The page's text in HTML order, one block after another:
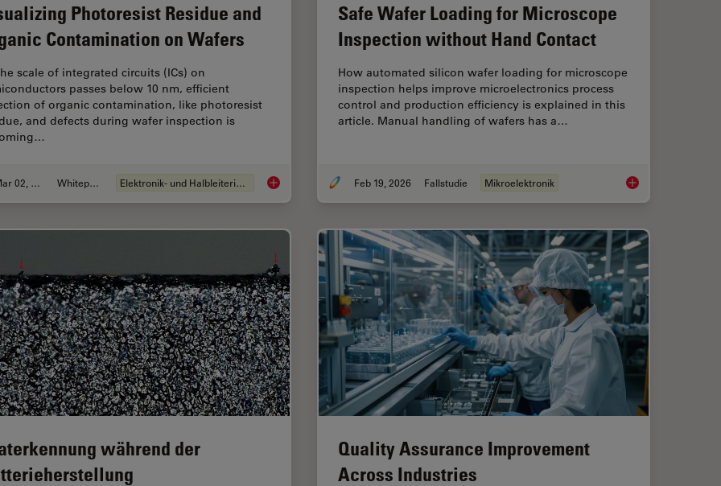
Photoresist Residue and
Contamination on Wafers
scale of integrated circuits (ICs) on
passes below 10 nm, efficient
of organic contamination, like photoresist
and defects during wafer inspection is
Mar 02, 2026 Whitepaper Elektronik- und Halbleiterindustrie Visualizing Photoresist Residue and Organic Contamination on Wafers
Safe Wafer Loading for Microscope
Inspection without Hand Contact
How automated silicon wafer loading for microscope
inspection helps improve microelectronics process
control and production efficiency is explained in this
article. Manual handling of wafers has a…
Feb 19, 2026 Fallstudie Mikroelektronik Safe Wafer Loading
während der
Quality Assurance Improvement
Across Industries